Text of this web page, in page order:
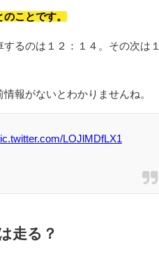
ことです。
るのは１２：１４。その次は１
報がないとわかりませんね。
LOJlMDfLX1
走る？